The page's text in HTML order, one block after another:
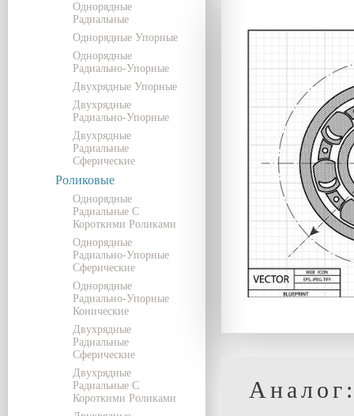
Однорядные
Радиальные
Однорядные Упорные
Однорядные
Радиально-Упорные
Двухрядные Упорные
Двухрядные
Радиально-Упорные
Двухрядные
Радиальные
Сферические
Роликовые
Однорядные
Радиальные С
Короткими Роликами
Однорядные
Радиально-Упорные
Сферические
Однорядные
Радиально-Упорные
Конические
Двухрядные
Радиальные
Сферические
Двухрядные
Радиальные С
Короткими Роликами